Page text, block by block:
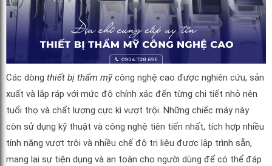
Các dòng thiết bị thẩm mỹcông nghệ cao được nghiên cứu, sản
xuất và lắp ráp với mức độ chính xác đến từng chi tiết nhỏ nên
tuổi thọ và chất lượng cực kì vượt trội. Những chiếc máy này
còn sử dụng kỹ thuật và công nghệ tiên tiến nhất, tích hợp nhiều
tính năng vượt trội và nhiều chế độ trị liệu được lập trình sẵn,
mang lại sự tiện dụng và an toàn cho người dùng để có thể đáp